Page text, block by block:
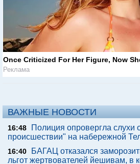
Once Criticized For Her Figure, Now
Реклама
ВАЖНЫЕ НОВОСТИ
16:48
Полиция опровергла слухи
происшествии" на набережной
16:40
БАГАЦ отказался
льгот жертвователей йешивам, в